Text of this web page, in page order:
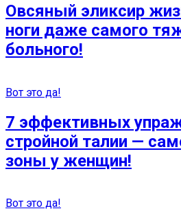
Овсяный эликсир
ноги даже самого
больного!
Вот это да!
7 эффективных
стройной талии —
зоны у женщин!
Вот это да!